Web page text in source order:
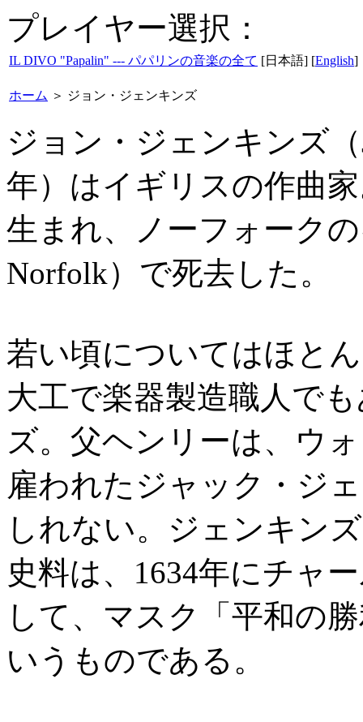
プレイヤー選択：
IL DIVO "Papalin" --- パパリンの音楽の全て [日本語] [English]
ホーム ＞ ジョン・ジェンキンズ
ジョン・ジェンキンズ（
年）はイギリスの作曲
生まれ、ノーフォーク
Norfolk）で死去した。
若い頃についてはほと
大工で楽器製造職人で
ズ。父ヘンリーは、ウ
雇われたジャック・ジ
しれない。ジェンキン
史料は、1634年にチャ
して、マスク「平和の
いうものである。